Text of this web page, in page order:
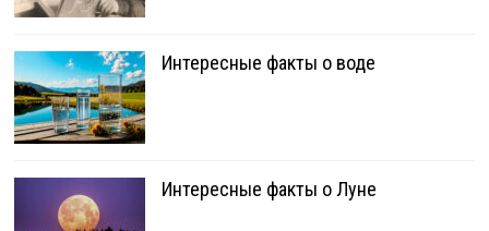
Интересные факты о воде
Интересные факты о Луне